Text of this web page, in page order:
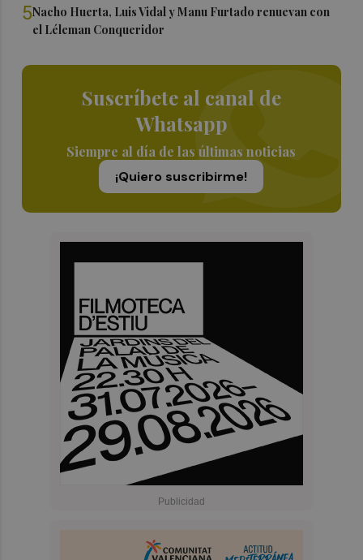
5Nacho Huerta, Luis Vidal y Manu Furtado renuevan con
el Léleman Conqueridor
Suscríbete al canal de
Whatsapp
Siempre al día de las últimas noticias
¡Quiero suscribirme!